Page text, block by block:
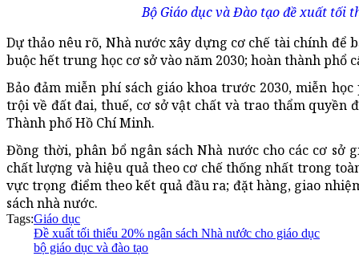
Bộ Giáo dục và Đào tạo đề xuất tối
Dự thảo nêu rõ, Nhà nước xây dựng cơ chế tài chính để
buộc hết trung học cơ sở vào năm 2030; hoàn thành
Bảo đảm miễn phí sách giáo khoa trước 2030, miễn
trội về đất đai, thuế, cơ sở vật chất và trao thẩm quyền
Thành phố Hồ Chí Minh.
Đồng thời, phân bổ ngân sách Nhà nước cho các cơ sở
chất lượng và hiệu quả theo cơ chế thống nhất trong
vực trọng điểm theo kết quả đầu ra; đặt hàng, giao
sách nhà nước.
Tags:Giáo dục
Đề xuất tối thiểu 20% ngân sách Nhà nước cho giáo dục
bộ giáo dục và đào tạo